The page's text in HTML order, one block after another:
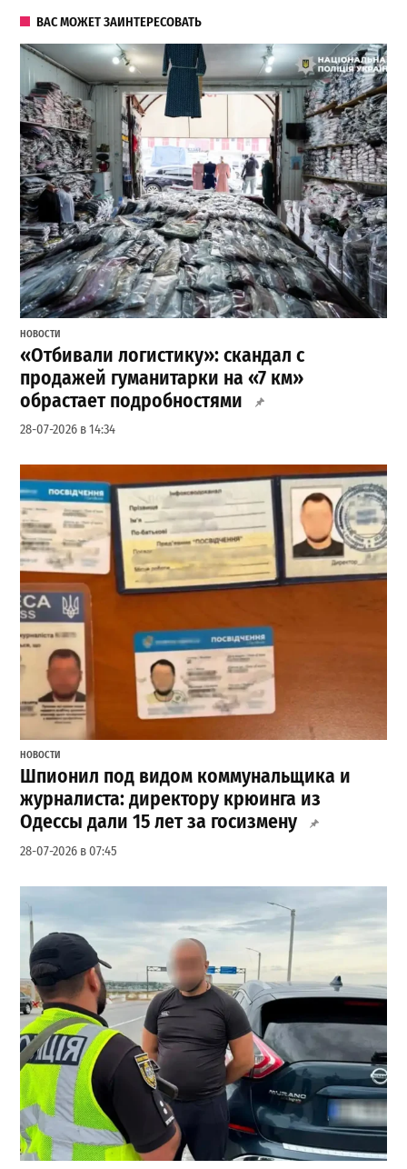
ВАС МОЖЕТ ЗАИНТЕРЕСОВАТЬ
НОВОСТИ
«Отбивали логистику»: скандал с
продажей гуманитарки на «7 км»
обрастает подробностями
28-07-2026 в 14:34
НОВОСТИ
Шпионил под видом коммунальщика и
журналиста: директору крюинга из
Одессы дали 15 лет за госизмену
28-07-2026 в 07:45